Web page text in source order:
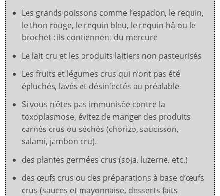
Les grands poissons comme l’espadon, le requin,
le thon rouge, le requin bleu, le requin-hâ ou le
brochet : ils contiennent du mercure
Le lait cru et les produits laitiers non pasteurisés
Les fruits et légumes crus qui n’ont pas été
épluchés, lavés et désinfectés au préalable
Si vous n’êtes pas immunisée contre la
toxoplasmose, évitez de manger des produits
carnés crus ou séchés (chorizo, saucisson,
salami, jambon cru).
des plantes germées crus (soja, luzerne, etc.)
des œufs crus ou des préparations à base d’œufs
crus (sauces et mayonnaise, desserts faits